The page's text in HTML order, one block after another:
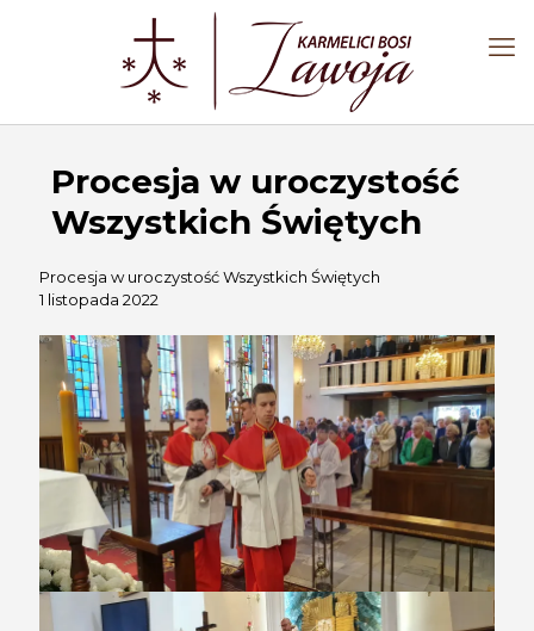
Procesja w uroczystość
Wszystkich Świętych
Procesja w uroczystość Wszystkich Świętych
1 listopada 2022